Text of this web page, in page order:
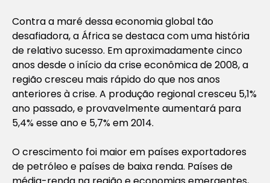
Contra a maré dessa economia global tão
desafiadora, a África se destaca com uma história
de relativo sucesso. Em aproximadamente cinco
anos desde o início da crise econômica de 2008, a
região cresceu mais rápido do que nos anos
anteriores à crise. A produção regional cresceu 5,1%
ano passado, e provavelmente aumentará para
5,4% esse ano e 5,7% em 2014.
O crescimento foi maior em países exportadores
de petróleo e países de baixa renda. Países de